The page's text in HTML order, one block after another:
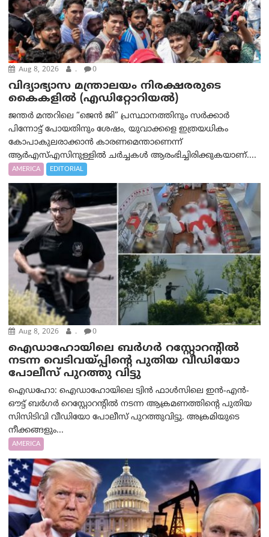
Aug 8, 2026 . 0
വിദ്യാഭ്യാസ മന്ത്രാലയം നിരക്ഷരരുടെ
കൈകളിൽ (എഡിറ്റോറിയല്‍)
ജന്തർ മന്തറിലെ “ജെൻ ജി” പ്രസ്ഥാനത്തിനും സർക്കാർ
പിന്നോട്ട് പോയതിനും ശേഷം, യുവാക്കളെ ഇത്രയധികം
കോപാകുലരാക്കാൻ കാരണമെന്താണെന്ന്
ആർ‌എസ്‌എസിനുള്ളിൽ ചർച്ചകൾ ആരംഭിച്ചിരിക്കുകയാണ്....
AMERICA EDITORIAL
Aug 8, 2026 . 0
ഐഡാഹോയിലെ ബർഗർ റസ്റ്റോറന്റിൽ
നടന്ന വെടിവയ്പ്പിന്റെ പുതിയ വീഡിയോ
പോലീസ് പുറത്തു വിട്ടു
ഐഡഹോ: ഐഡാഹോയിലെ ട്വിൻ ഫാൾസിലെ ഇൻ-എൻ-
ഔട്ട് ബർഗർ റെസ്റ്റോറന്റിൽ നടന്ന ആക്രമണത്തിന്റെ പുതിയ
സിസിടിവി വീഡിയോ പോലീസ് പുറത്തുവിട്ടു. അക്രമിയുടെ
നീക്കങ്ങളും...
AMERICA